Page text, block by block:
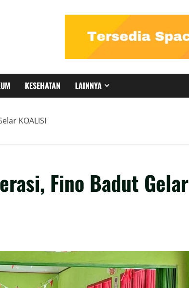
KESEHATAN LAINNYA
KOALISI
Fino Badut Gelar